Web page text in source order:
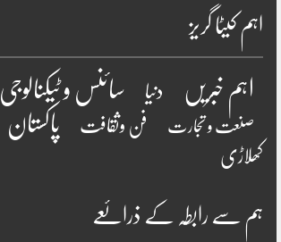
اہم کیٹا گریز
اہم خبریں دنیا سائنس و ٹیکنالوجی
صنعت و تجارت فن وثقافت پاکستان
کھلاڑی
ہم سے رابطہ کے ذرائعے